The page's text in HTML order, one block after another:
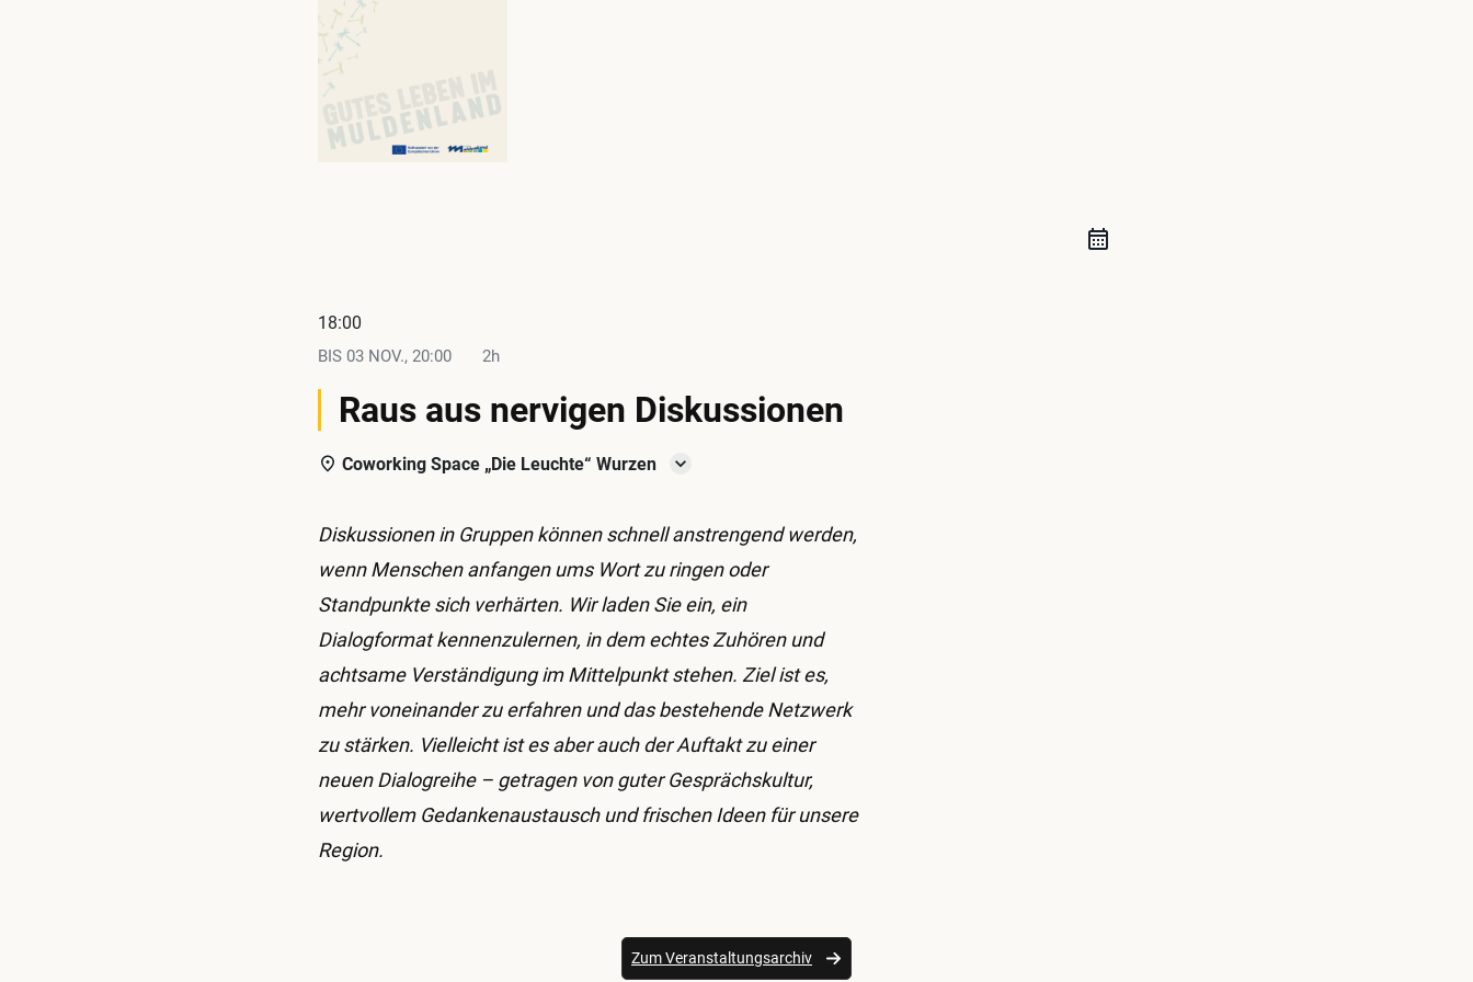
18:00
BIS 03 NOV., 20:00 2h
Raus aus nervigen Diskussionen
Coworking Space „Die Leuchte“ Wurzen
Diskussionen in Gruppen können schnell anstrengend werden,
wenn Menschen anfangen ums Wort zu ringen oder
Standpunkte sich verhärten. Wir laden Sie ein, ein
Dialogformat kennenzulernen, in dem echtes Zuhören und
achtsame Verständigung im Mittelpunkt stehen. Ziel ist es,
mehr voneinander zu erfahren und das bestehende Netzwerk
zu stärken. Vielleicht ist es aber auch der Auftakt zu einer
neuen Dialogreihe – getragen von guter Gesprächskultur,
wertvollem Gedankenaustausch und frischen Ideen für unsere
Region.
Zum Veranstaltungsarchiv